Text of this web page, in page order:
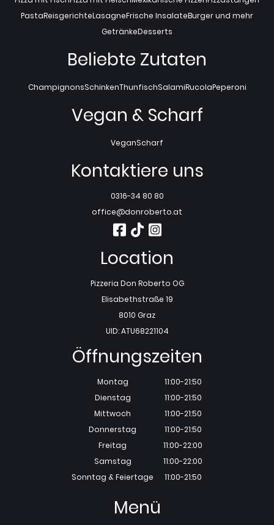
PastaReisgerichteLasagneFrische InsalateBurger und mehr
GetränkeDesserts
Beliebte Zutaten
ChampignonsSchinkenThunfischSalamiRucolaPeperoni
Vegan & Scharf
VeganScharf
Kontaktiere uns
0316-34 80 80
office@donroberto.at
Location
Pizzeria Don Roberto OG
Elisabethstraße 19
8010 Graz
UID: ATU68221104
Öffnungszeiten
Montag
Dienstag
Mittwoch
Donnerstag
Freitag
Samstag
Sonntag & Feiertage
11:00-21:50
11:00-21:50
11:00-21:50
11:00-21:50
11:00-22:00
11:00-22:00
11:00-21:50
Menü